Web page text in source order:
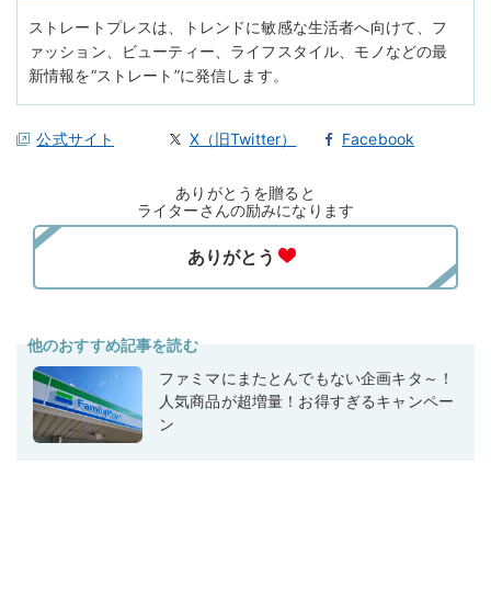
ストレートプレスは、トレンドに敏感な生活者へ向けて、フ
ァッション、ビューティー、ライフスタイル、モノなどの最
新情報を“ストレート”に発信します。
公式サイト X（旧Twitter） Facebook
ありがとうを贈ると
ライターさんの励みになります
他のおすすめ記事を読む
ファミマにまたとんでもない企画キタ～！
人気商品が超増量！お得すぎるキャンペー
ン